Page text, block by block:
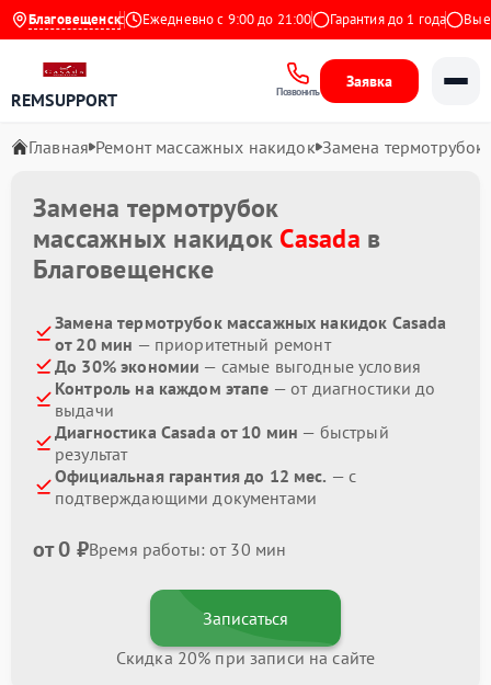
Благовещенск
4.9 на Яндекс Ежедневно с 9:00 до 21:00 Гарантия до 1 года Выезд
REMSUPPORT Позвонить
Заявка
Главная Ремонт массажных накидок Замена термотрубок
Замена термотрубок
массажных накидок Casada в
Благовещенске
Замена термотрубок массажных накидок Casada
от 20 мин — приоритетный ремонт
До 30% экономии — самые выгодные условия
Контроль на каждом этапе — от диагностики до
выдачи
Диагностика Casada от 10 мин — быстрый
результат
Официальная гарантия до 12 мес. — с
подтверждающими документами
от 0 ₽Время работы: от 30 мин
Записаться
Скидка 20% при записи на сайте